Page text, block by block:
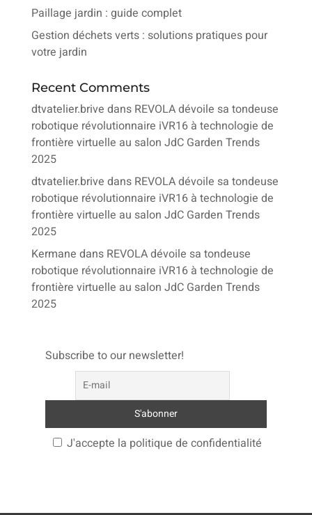
Paillage jardin : guide complet
Gestion déchets verts : solutions pratiques pour
votre jardin
Recent Comments
dtvatelier.brive dans REVOLA dévoile sa tondeuse
robotique révolutionnaire iVR16 à technologie de
frontière virtuelle au salon JdC Garden Trends
2025
dtvatelier.brive dans REVOLA dévoile sa tondeuse
robotique révolutionnaire iVR16 à technologie de
frontière virtuelle au salon JdC Garden Trends
2025
Kermane dans REVOLA dévoile sa tondeuse
robotique révolutionnaire iVR16 à technologie de
frontière virtuelle au salon JdC Garden Trends
2025
Subscribe to our newsletter!
J'accepte la politique de confidentialité